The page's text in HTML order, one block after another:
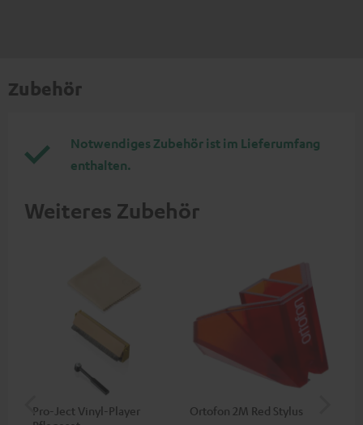
Zubehör
Notwendiges Zubehör ist im Lieferumfang
enthalten.
Weiteres Zubehör
Pro-Ject Vinyl-Player
Ortofon 2M Red Stylus